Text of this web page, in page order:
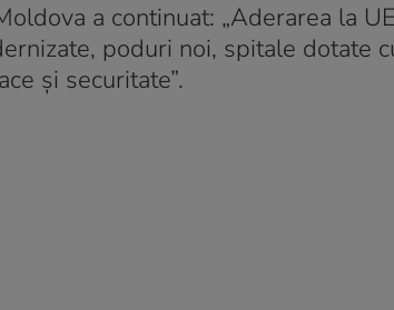
a continuat: „Aderarea la
poduri noi, spitale dotate
şi securitate”.